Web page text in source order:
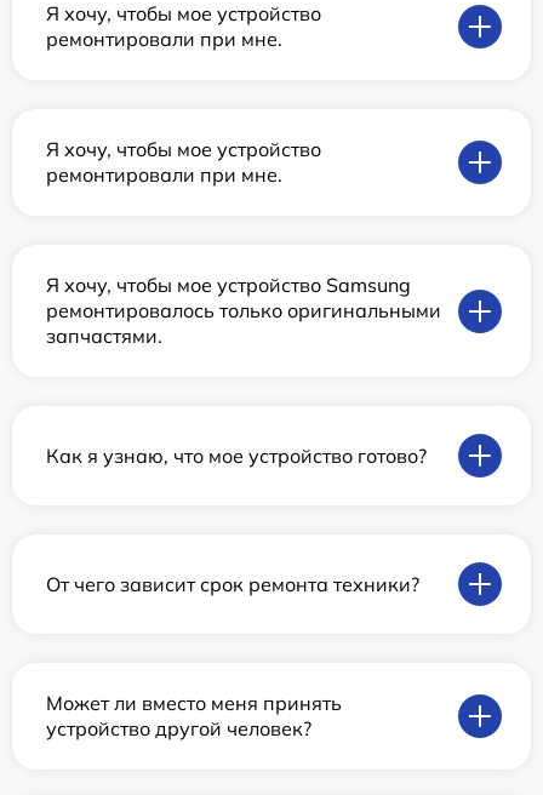
Я хочу, чтобы мое устройство
ремонтировали при мне.
Я хочу, чтобы мое устройство
ремонтировали при мне.
Я хочу, чтобы мое устройство Samsung
ремонтировалось только оригинальными
запчастями.
Как я узнаю, что мое устройство готово?
От чего зависит срок ремонта техники?
Может ли вместо меня принять
устройство другой человек?